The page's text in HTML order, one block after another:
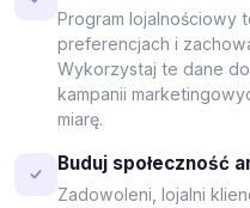
Program lojalnościowy
preferencjach i
Wykorzystaj te dane
kampanii
miarę.
Buduj społeczność
Zadowoleni, lojalni